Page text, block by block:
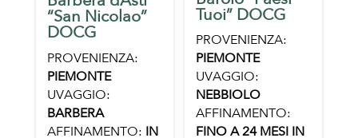
“San Nicolao”
DOCG
PROVENIENZA:
PIEMONTE
UVAGGIO:
BARBERA
AFFINAMENTO: IN
Tuoi” DOCG
PROVENIENZA:
PIEMONTE
UVAGGIO:
NEBBIOLO
AFFINAMENTO:
FINO A 24 MESI IN